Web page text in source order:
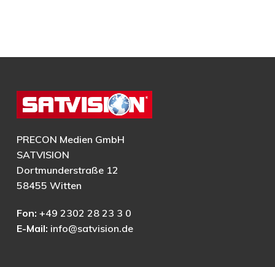
PRECON Medien GmbH
SATVISION
Dortmunderstraße 12
58455 Witten
Fon: +49 2302 28 23 3 0
E-Mail: info@satvision.de